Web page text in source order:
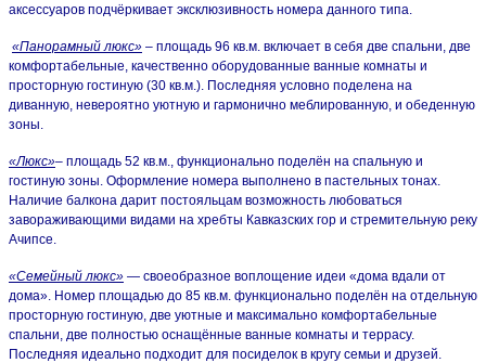
аксессуаров подчёркивает эксклюзивность номера данного типа.
«Панорамный люкс» – площадь 96 кв.м. включает в себя две спальни, две
комфортабельные, качественно оборудованные ванные комнаты и
просторную гостиную (30 кв.м.). Последняя условно поделена на
диванную, невероятно уютную и гармонично меблированную, и обеденную
зоны.
«Люкс»– площадь 52 кв.м., функционально поделён на спальную и
гостиную зоны. Оформление номера выполнено в пастельных тонах.
Наличие балкона дарит постояльцам возможность любоваться
завораживающими видами на хребты Кавказских гор и стремительную реку
Ачипсе.
«Семейный люкс» — своеобразное воплощение идеи «дома вдали от
дома». Номер площадью до 85 кв.м. функционально поделён на отдельную
просторную гостиную, две уютные и максимально комфортабельные
спальни, две полностью оснащённые ванные комнаты и террасу.
Последняя идеально подходит для посиделок в кругу семьи и друзей.